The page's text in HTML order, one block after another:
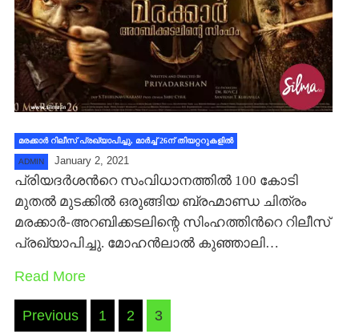
മരക്കാര്‍ റിലീസ് പ്രഖ്യാപിച്ചു, മാര്‍ച്ച് 26ന് തിയറ്ററുകളില്‍
ADMIN January 2, 2021
പ്രിയദര്‍ശന്‍റെ സംവിധാനത്തില്‍ 100 കോടി
മുതല്‍ മുടക്കില്‍ ഒരുങ്ങിയ ബ്രഹ്മാണ്ഡ ചിത്രം
മരക്കാര്‍-അറബിക്കടലിന്റെ സിംഹത്തിന്‍റെ റിലീസ്
പ്രഖ്യാപിച്ചു. മോഹന്‍ലാല്‍ കുഞ്ഞാലി…
Read More
Posts
Previous 1 2 3